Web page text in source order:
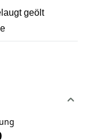
geölt